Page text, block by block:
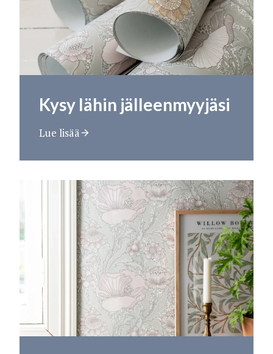
Kysy lähin jälleenmyyjäsi
Lue lisää